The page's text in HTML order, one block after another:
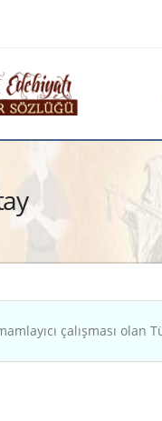
çalışması olan